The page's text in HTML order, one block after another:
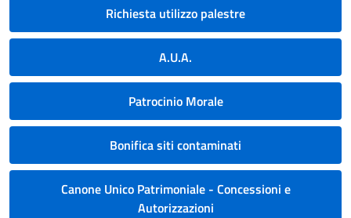
Richiesta utilizzo palestre
A.U.A.
Patrocinio Morale
Bonifica siti contaminati
Canone Unico Patrimoniale - Concessioni e
Autorizzazioni